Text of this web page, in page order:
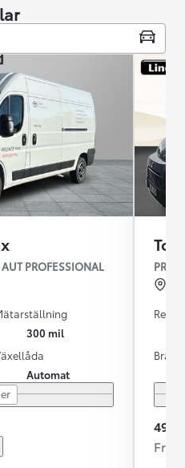
PROFESSIONAL
300 mil
Automat
499